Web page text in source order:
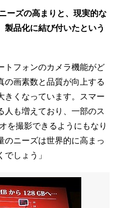
ズの高まりと、現実的な
製品化に結び付いたという
トフォンのカメラ機能がど
の画素数と品質が向上する
きくなっています。スマー
人も増えており、一部のス
を撮影できるようにもなり
のニーズは世界的に高まっ
しょう」